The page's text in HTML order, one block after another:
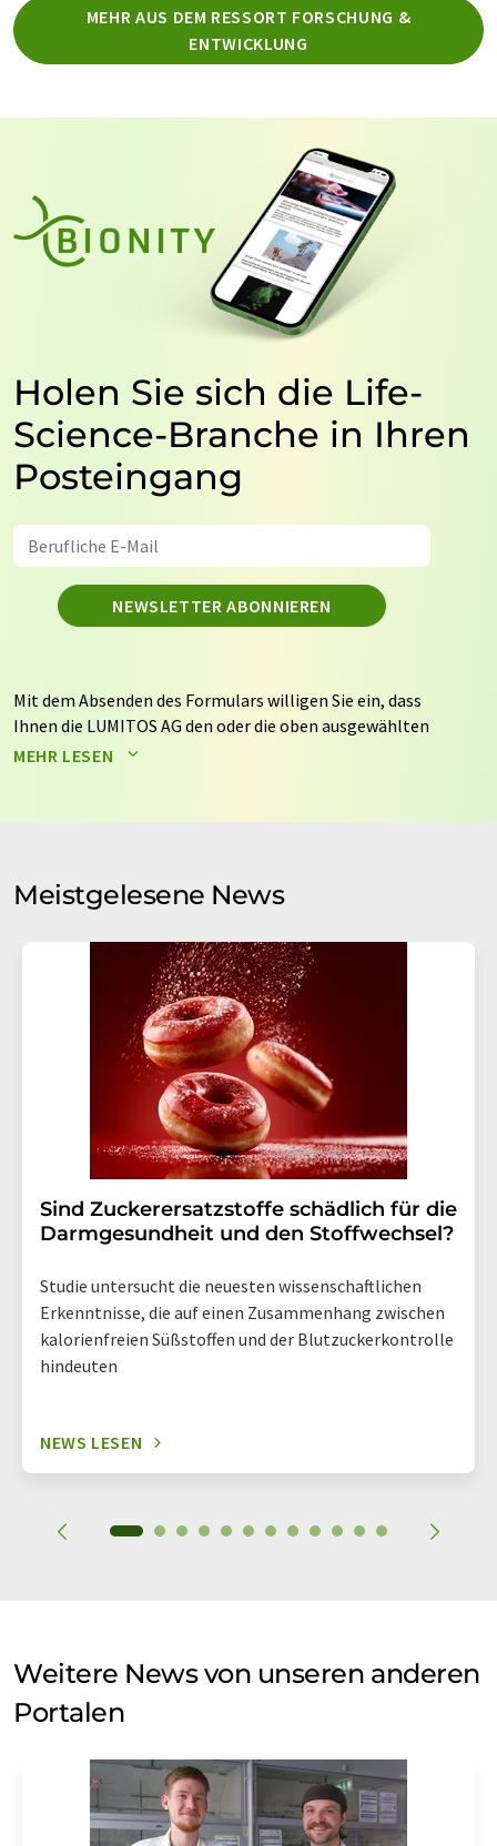
MEHR AUS DEM RESSORT FORSCHUNG &
ENTWICKLUNG
Holen Sie sich die Life-
Science-Branche in Ihren
Posteingang
NEWSLETTER ABONNIEREN
Mit dem Absenden des Formulars willigen Sie ein, dass
Ihnen die LUMITOS AG den oder die oben ausgewählten
Newsletter per E-Mail zusendet. Ihre Daten werden
auf Basis unsererDatenschutzerklärung. LUMITOS darf
Meinungsforschung per E-Mail kontaktieren. Ihre
Einwilligung können Sie jederzeit ohne Angabe von
Str. 2, 12489 Berlin oder per E-Mail unter
widerruf@lumitos.commit Wirkung für die Zukunft
widerrufen. Zudem ist in jeder E-Mail ein Link zur
Abbestellung des entsprechenden Newsletters
MEHR LESEN
Meistgelesene News
Sind Zuckerersatzstoffe schädlich für die
Darmgesundheit und den Stoffwechsel?
Studie untersucht die neuesten wissenschaftlichen
Erkenntnisse, die auf einen Zusammenhang zwischen
kalorienfreien Süßstoffen und der Blutzuckerkontrolle
hindeuten
NEWS LESEN
Weitere News von unseren anderen
Portalen